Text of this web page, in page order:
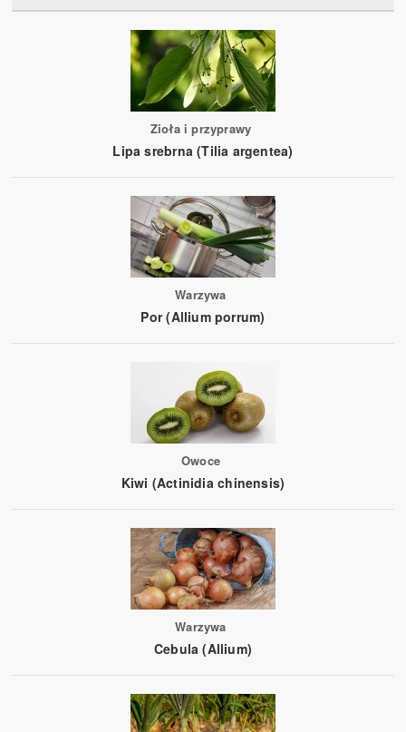
Zioła i przyprawy
Lipa srebrna (Tilia argentea)
Warzywa
Por (Allium porrum)
Owoce
Kiwi (Actinidia chinensis)
Warzywa
Cebula (Allium)